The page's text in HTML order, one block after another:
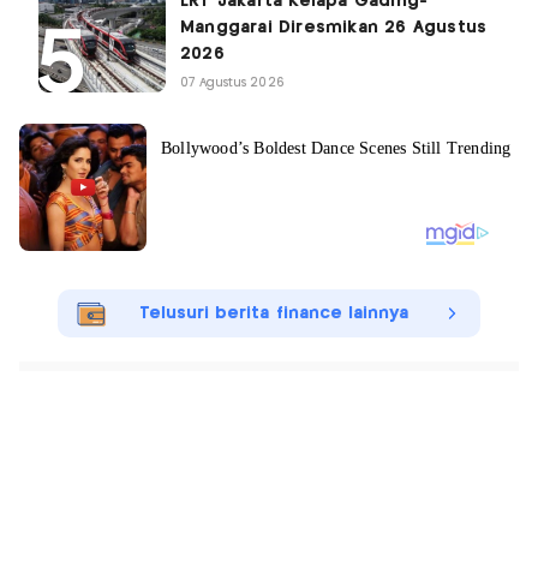
Manggarai Diresmikan 26 Agustus
2026
07 Agustus 2026
Telusuri berita finance lainnya